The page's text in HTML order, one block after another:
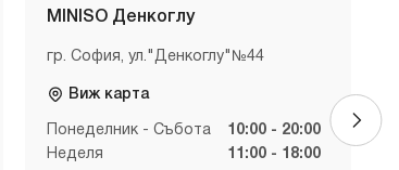
MINISO Денкоглу
гр. София, ул."Денкоглу"№44
Виж карта
Понеделник - Събота
10:00 - 20:00
Неделя
11:00 - 18:00